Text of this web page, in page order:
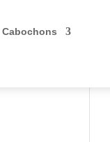
Cabochons